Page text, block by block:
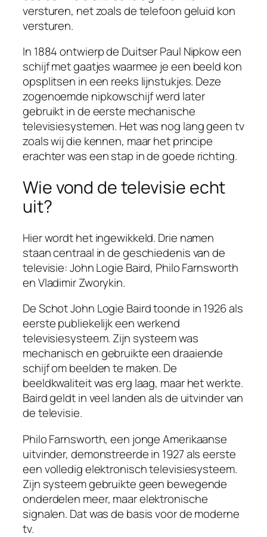
versturen, net zoals de telefoon geluid kon
versturen.
In 1884 ontwierp de Duitser Paul Nipkow een
schijf met gaatjes waarmee je een beeld kon
opsplitsen in een reeks lijnstukjes. Deze
zogenoemde nipkowschijf werd later
gebruikt in de eerste mechanische
televisiesystemen. Het was nog lang geen tv
zoals wij die kennen, maar het principe
erachter was een stap in de goede richting.
Wie vond de televisie echt
uit?
Hier wordt het ingewikkeld. Drie namen
staan centraal in de geschiedenis van de
televisie: John Logie Baird, Philo Farnsworth
en Vladimir Zworykin.
De Schot John Logie Baird toonde in 1926 als
eerste publiekelijk een werkend
televisiesysteem. Zijn systeem was
mechanisch en gebruikte een draaiende
schijf om beelden te maken. De
beeldkwaliteit was erg laag, maar het werkte.
Baird geldt in veel landen als de uitvinder van
de televisie.
Philo Farnsworth, een jonge Amerikaanse
uitvinder, demonstreerde in 1927 als eerste
een volledig elektronisch televisiesysteem.
Zijn systeem gebruikte geen bewegende
onderdelen meer, maar elektronische
signalen. Dat was de basis voor de moderne
tv.